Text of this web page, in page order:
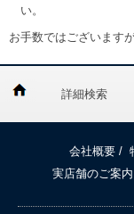
い。
お手数ではございます
詳細検索
会社概要 /
実店舗のご案内